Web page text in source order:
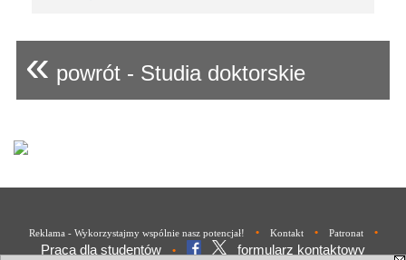
« powrót - Studia doktorskie
Reklama - Wykorzystajmy wspólnie nasz potencjał! • Kontakt • Patronat •
Praca dla studentów • formularz kontaktowy